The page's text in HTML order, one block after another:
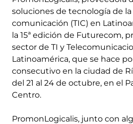
soluciones de tecnología de
comunicación (TIC) en
la 15ª edición de Futurecom,
sector de TI y
Latinoamérica, que se hace
consecutivo en la ciudad de
del 21 al 24 de octubre, en el
Centro.
PromonLogicalis, junto con